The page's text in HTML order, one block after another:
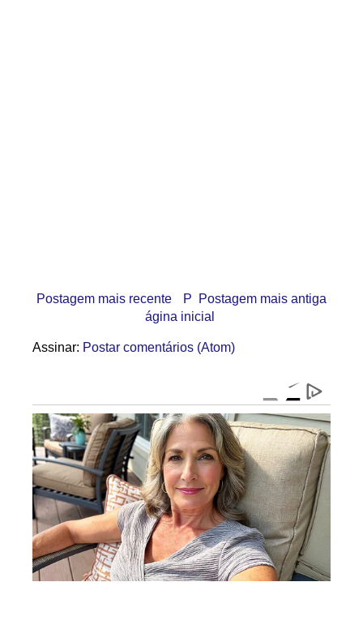
Postagem mais recente Postagem mais antiga
P
ágina inicial
Assinar: Postar comentários (Atom)